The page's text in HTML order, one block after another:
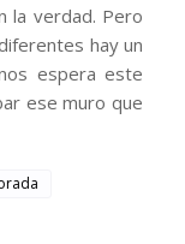
la verdad. Pero
hay un
espera este
ese muro que